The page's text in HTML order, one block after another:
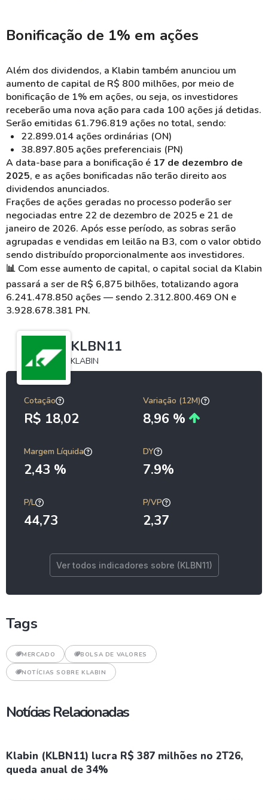
Bonificação de 1% em ações
Além dos dividendos, a Klabin também anunciou um
aumento de capital de R$ 800 milhões, por meio de
bonificação de 1% em ações, ou seja, os investidores
receberão uma nova ação para cada 100 ações já detidas.
Serão emitidas 61.796.819 ações no total, sendo:
22.899.014 ações ordinárias (ON)
38.897.805 ações preferenciais (PN)
A data-base para a bonificação é 17 de dezembro de
2025, e as ações bonificadas não terão direito aos
dividendos anunciados.
Frações de ações geradas no processo poderão ser
negociadas entre 22 de dezembro de 2025 e 21 de
janeiro de 2026. Após esse período, as sobras serão
agrupadas e vendidas em leilão na B3, com o valor obtido
sendo distribuído proporcionalmente aos investidores.
📊 Com esse aumento de capital, o capital social da Klabin
passará a ser de R$ 6,875 bilhões, totalizando agora
6.241.478.850 ações — sendo 2.312.800.469 ON e
3.928.678.381 PN.
KLBN11
KLABIN
Cotação
R$ 18,02
Variação (12M)
8,96 %
Margem Líquida
2,43 %
DY
7.9%
P/L
44,73
P/VP
2,37
Ver todos indicadores sobre (KLBN11)
Tags
MERCADO BOLSA DE VALORES
NOTÍCIAS SOBRE KLABIN
Notícias Relacionadas
Klabin (KLBN11) lucra R$ 387 milhões no 2T26,
queda anual de 34%